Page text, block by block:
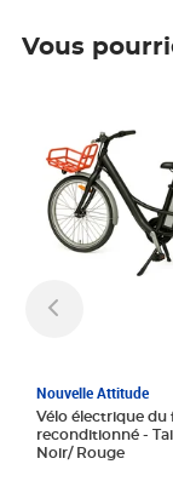
Vous
Nouvelle Attitude
Vélo électrique du
reconditionné - Taille normale -
Noir/ Rouge